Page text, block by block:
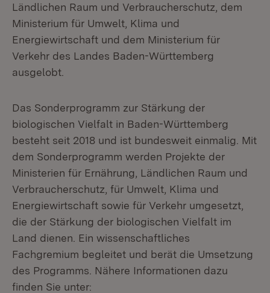
Ländlichen Raum und Verbraucherschutz, dem
Ministerium für Umwelt, Klima und
Energiewirtschaft und dem Ministerium für
Verkehr des Landes Baden-Württemberg
ausgelobt.
Das Sonderprogramm zur Stärkung der
biologischen Vielfalt in Baden-Württemberg
besteht seit 2018 und ist bundesweit einmalig. Mit
dem Sonderprogramm werden Projekte der
Ministerien für Ernährung, Ländlichen Raum und
Verbraucherschutz, für Umwelt, Klima und
Energiewirtschaft sowie für Verkehr umgesetzt,
die der Stärkung der biologischen Vielfalt im
Land dienen. Ein wissenschaftliches
Fachgremium begleitet und berät die Umsetzung
des Programms. Nähere Informationen dazu
finden Sie unter: